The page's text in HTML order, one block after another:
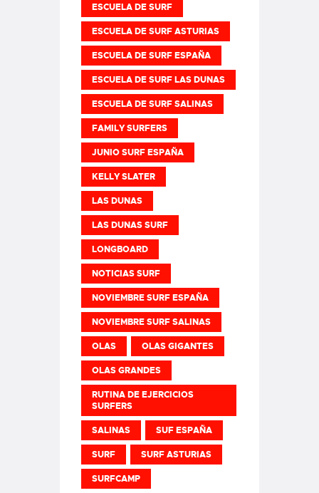
ESCUELA DE SURF
ESCUELA DE SURF ASTURIAS
ESCUELA DE SURF ESPAÑA
ESCUELA DE SURF LAS DUNAS
ESCUELA DE SURF SALINAS
FAMILY SURFERS
JUNIO SURF ESPAÑA
KELLY SLATER
LAS DUNAS
LAS DUNAS SURF
LONGBOARD
NOTICIAS SURF
NOVIEMBRE SURF ESPAÑA
NOVIEMBRE SURF SALINAS
OLAS OLAS GIGANTES
OLAS GRANDES
RUTINA DE EJERCICIOS
SURFERS
SALINAS SUF ESPAÑA
SURF SURF ASTURIAS
SURFCAMP